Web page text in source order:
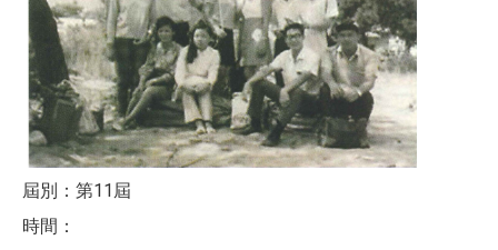
屆別：第11屆
時間：